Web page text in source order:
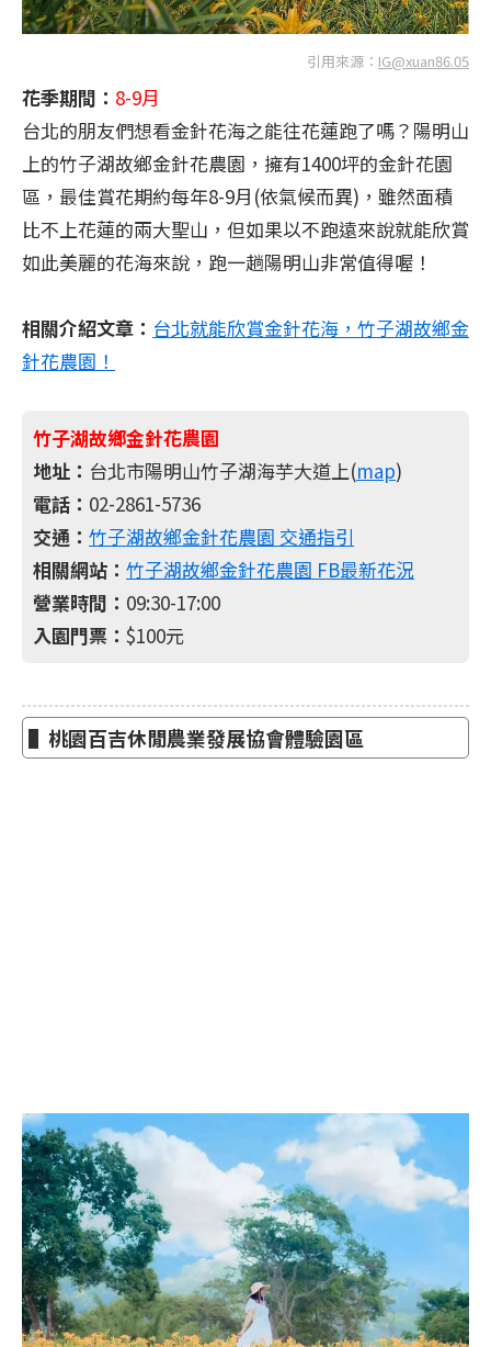
引用來源： IG@xuan86.05
花季期間： 8-9月
台北的朋友們想看金針花海之能往花蓮跑了嗎？陽明山
上的竹子湖故鄉金針花農園，擁有1400坪的金針花園
區，最佳賞花期約每年8-9月(依氣候而異)，雖然面積
比不上花蓮的兩大聖山，但如果以不跑遠來說就能欣賞
如此美麗的花海來說，跑一趟陽明山非常值得喔！
相關介紹文章： 台北就能欣賞金針花海，竹子湖故鄉金
針花農園！
竹子湖故鄉金針花農園
地址： 台北市陽明山竹子湖海芋大道上(map)
電話： 02-2861-5736
交通： 竹子湖故鄉金針花農園 交通指引
相關網站： 竹子湖故鄉金針花農園 FB最新花況
營業時間： 09:30-17:00
入園門票： $100元
▌桃園百吉休閒農業發展協會體驗園區